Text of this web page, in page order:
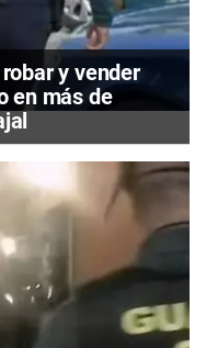
y vender
en más de